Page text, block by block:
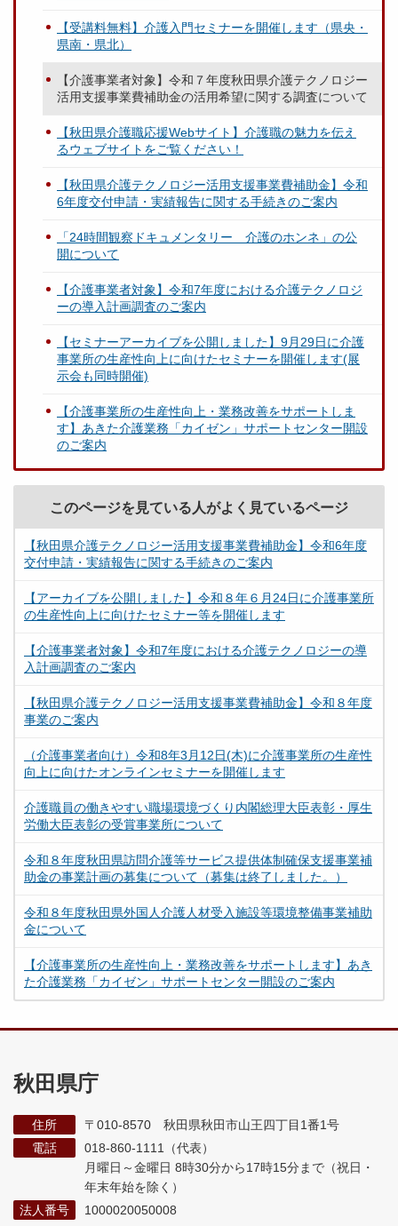
【受講料無料】介護入門セミナーを開催します（県央・
県南・県北）
【介護事業者対象】令和７年度秋田県介護テクノロジー
活用支援事業費補助金の活用希望に関する調査について
【秋田県介護職応援Webサイト】介護職の魅力を伝え
るウェブサイトをご覧ください！
【秋田県介護テクノロジー活用支援事業費補助金】令和
6年度交付申請・実績報告に関する手続きのご案内
「24時間観察ドキュメンタリー 介護のホンネ」の公
開について
【介護事業者対象】令和7年度における介護テクノロジ
ーの導入計画調査のご案内
【セミナーアーカイブを公開しました】9月29日に介護
事業所の生産性向上に向けたセミナーを開催します(展
示会も同時開催)
【介護事業所の生産性向上・業務改善をサポートしま
す】あきた介護業務「カイゼン」サポートセンター開設
のご案内
このページを見ている人がよく見ているページ
【秋田県介護テクノロジー活用支援事業費補助金】令和6年度
交付申請・実績報告に関する手続きのご案内
【アーカイブを公開しました】令和８年６月24日に介護事業所
の生産性向上に向けたセミナー等を開催します
【介護事業者対象】令和7年度における介護テクノロジーの導
入計画調査のご案内
【秋田県介護テクノロジー活用支援事業費補助金】令和８年度
事業のご案内
（介護事業者向け）令和8年3月12日(木)に介護事業所の生産性
向上に向けたオンラインセミナーを開催します
介護職員の働きやすい職場環境づくり内閣総理大臣表彰・厚生
労働大臣表彰の受賞事業所について
令和８年度秋田県訪問介護等サービス提供体制確保支援事業補
助金の事業計画の募集について（募集は終了しました。）
令和８年度秋田県外国人介護人材受入施設等環境整備事業補助
金について
【介護事業所の生産性向上・業務改善をサポートします】あき
た介護業務「カイゼン」サポートセンター開設のご案内
秋田県庁
住所
〒010-8570 秋田県秋田市山王四丁目1番1号
電話
018-860-1111（代表）
月曜日～金曜日 8時30分から17時15分まで （祝日・
年末年始を除く）
法人番号
1000020050008